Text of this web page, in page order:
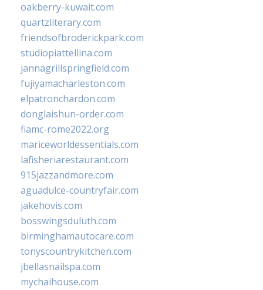
oakberry-kuwait.com
quartzliterary.com
friendsofbroderickpark.com
studiopiattellina.com
jannagrillspringfield.com
fujiyamacharleston.com
elpatronchardon.com
donglaishun-order.com
fiamc-rome2022.org
mariceworldessentials.com
lafisheriarestaurant.com
915jazzandmore.com
aguadulce-countryfair.com
jakehovis.com
bosswingsduluth.com
birminghamautocare.com
tonyscountrykitchen.com
jbellasnailspa.com
mychaihouse.com